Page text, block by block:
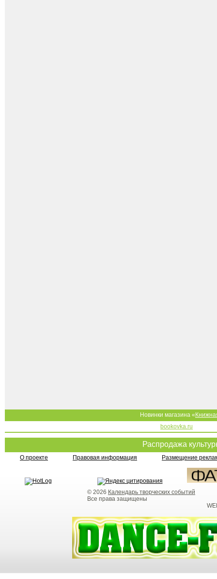
Новинки магазина «
bookovka.ru
Распродажа
О проекте Правовая информация Размещение
© 2026 Календарь творческих событий
Все права защищены